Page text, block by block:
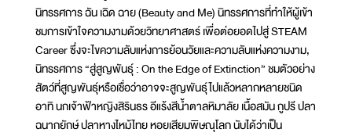
นิทรรศการ ฉัน เฉิด ฉาย (Beauty and Me) นิทรรศการที่ทำให้ผู้เข้า
ชมการเข้าใจความงามด้วยวิทยาศาสตร์ เพื่อต่อยอดไปสู่ STEAM
Career ซึ่งจะไขความลับแห่งการย้อนวัยและความลับแห่งความงาม,
นิทรรศการ “สู่สูญพันธุ์ : On the Edge of Extinction” ชมตัวอย่าง
สัตว์ที่สูญพันธุ์หรือเชื่อว่าอาจจะสูญพันธุ์ไปแล้วหลากหลายชนิด
อาทิ นกเจ้าฟ้าหญิงสิรินธร อีแร้งสีน้ำตาลหิมาลัย เนื้อสมัน กูปรี ปลา
ฉนากยักษ์ ปลาหางไหม้ไทย หอยเสียมพิษณุโลก นับได้ว่าเป็น